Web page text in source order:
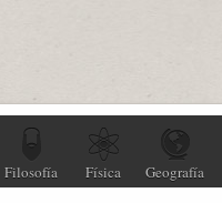
Filosofía Física Geografía